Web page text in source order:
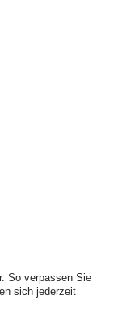
So verpassen Sie
sich jederzeit